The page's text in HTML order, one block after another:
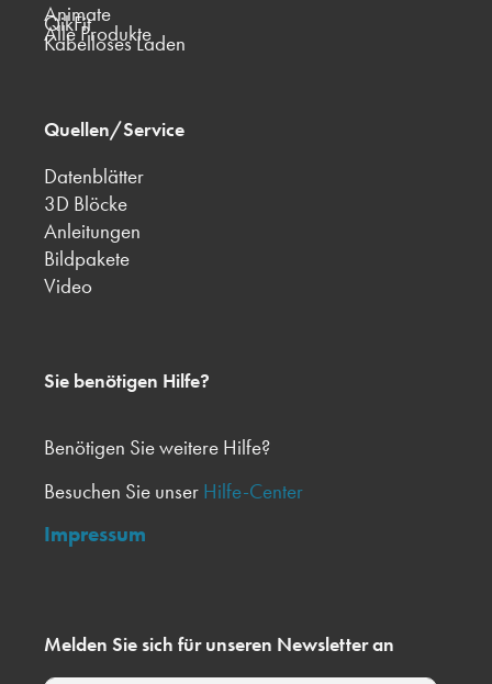
Animate
QikFit
Alle Produkte
Kabelloses Laden
Quellen/Service
Datenblätter
3D Blöcke
Anleitungen
Bildpakete
Video
Sie benötigen Hilfe?
Benötigen Sie weitere Hilfe?
Besuchen Sie unser Hilfe-Center
Impressum
Melden Sie sich für unseren Newsletter an